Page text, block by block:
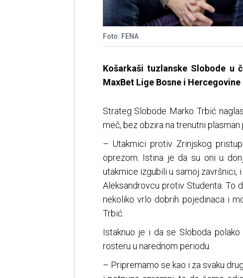
Foto: FENA
Košarkaši tuzlanske Slobode u
MaxBet Lige Bosne i
Strateg Slobode Marko Trbić
meč, bez obzira na trenutni plasman
– Utakmici protiv Zrinjskog
oprezom. Istina je da su oni u
utakmice izgubili u samoj završnici,
Aleksandrovcu protiv Studenta. To
nekoliko vrlo dobrih pojedinaca i
Trbić.
Istaknuo je i da se Sloboda
rosteru u narednom periodu.
– Pripremamo se kao i za svaku